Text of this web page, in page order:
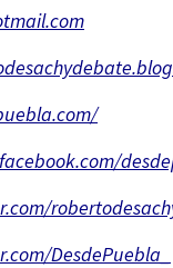
DesdePuebla